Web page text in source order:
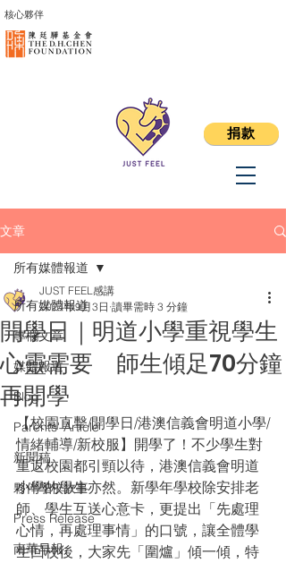
捐款
核心夥伴
文章
所有媒體報道
專欄文章
媒體報道
Blog
Parents' Article
新聞稿
夥伴學校故事
Press Release
南華早報
所有媒體報道
開學日｜明道小學重視學生
心靈需要 師生傾足70分鐘
再開學
JUST FEEL感講
2024年9月3日 讀畢需時 3 分鐘
【校園直擊/開學日/港澳信義會明道小學/
情緒輔導/新校服】開學了！不少學生對
重返校園都引頸以待，港澳信義會明道
小學的學生亦然。新學年學校除安排老
師、學生互送心意卡，更提出「先處理
心情，再處理事情」的口號，讓全體學
生回校後，大家先「圍爐」傾一傾，特